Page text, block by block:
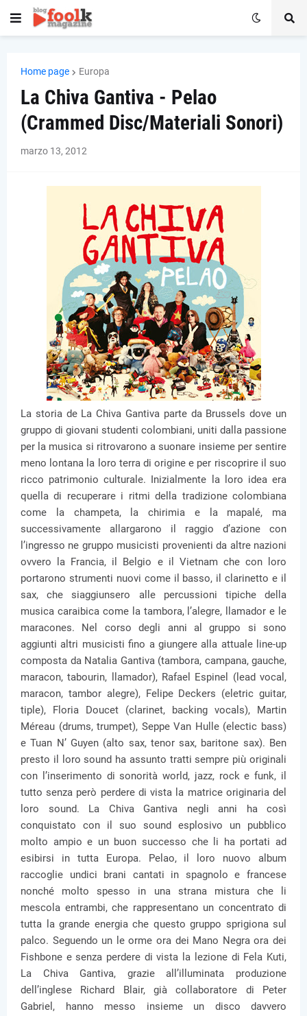
Home page Europa
La Chiva Gantiva - Pelao
(Crammed Disc/Materiali Sonori)
marzo 13, 2012
La storia de La Chiva Gantiva parte da Brussels dove un
gruppo di giovani studenti colombiani, uniti dalla passione
per la musica si ritrovarono a suonare insieme per sentire
meno lontana la loro terra di origine e per riscoprire il suo
ricco patrimonio culturale. Inizialmente la loro idea era
quella di recuperare i ritmi della tradizione colombiana
come la champeta, la chirimia e la mapalé, ma
successivamente allargarono il raggio d’azione con
l’ingresso ne gruppo musicisti provenienti da altre nazioni
ovvero la Francia, il Belgio e il Vietnam che con loro
portarono strumenti nuovi come il basso, il clarinetto e il
sax, che siaggiunsero alle percussioni tipiche della
musica caraibica come la tambora, l’alegre, llamador e le
maracones. Nel corso degli anni al gruppo si sono
aggiunti altri musicisti fino a giungere alla attuale line-up
composta da Natalia Gantiva (tambora, campana, gauche,
maracon, tabourin, llamador), Rafael Espinel (lead vocal,
maracon, tambor alegre), Felipe Deckers (eletric guitar,
tiple), Floria Doucet (clarinet, backing vocals), Martin
Méreau (drums, trumpet), Seppe Van Hulle (electic bass)
e Tuan N’ Guyen (alto sax, tenor sax, baritone sax). Ben
presto il loro sound ha assunto tratti sempre più originali
con l’inserimento di sonorità world, jazz, rock e funk, il
tutto senza però perdere di vista la matrice originaria del
loro sound. La Chiva Gantiva negli anni ha così
conquistato con il suo sound esplosivo un pubblico
molto ampio e un buon successo che li ha portati ad
esibirsi in tutta Europa. Pelao, il loro nuovo album
raccoglie undici brani cantati in spagnolo e francese
nonché molto spesso in una strana mistura che li
mescola entrambi, che rappresentano un concentrato di
tutta la grande energia che questo gruppo sprigiona sul
palco. Seguendo un le orme ora dei Mano Negra ora dei
Fishbone e senza perdere di vista la lezione di Fela Kuti,
La Chiva Gantiva, grazie all’illuminata produzione
dell’inglese Richard Blair, già collaboratore di Peter
Gabriel, hanno messo insieme un disco davvero